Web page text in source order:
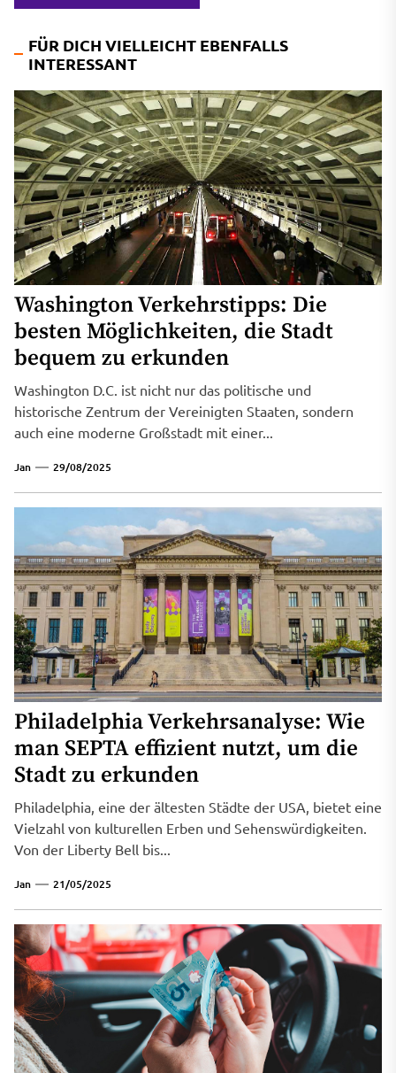
FÜR DICH VIELLEICHT EBENFALLS
INTERESSANT
Washington Verkehrstipps: Die
besten Möglichkeiten, die Stadt
bequem zu erkunden
Washington D.C. ist nicht nur das politische und
historische Zentrum der Vereinigten Staaten, sondern
auch eine moderne Großstadt mit einer...
Jan 29/08/2025
Philadelphia Verkehrsanalyse: Wie
man SEPTA effizient nutzt, um die
Stadt zu erkunden
Philadelphia, eine der ältesten Städte der USA, bietet eine
Vielzahl von kulturellen Erben und Sehenswürdigkeiten.
Von der Liberty Bell bis...
Jan 21/05/2025